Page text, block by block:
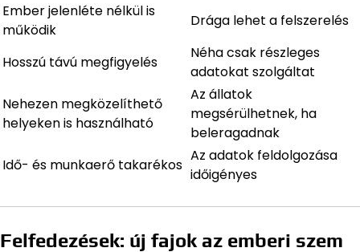
Ember jelenléte nélkül is
működik
Drága lehet a felszerelés
Hosszú távú megfigyelés
Néha csak részleges
adatokat szolgáltat
Nehezen megközelíthető
helyeken is használható
Az állatok
megsérülhetnek, ha
beleragadnak
Idő- és munkaerő takarékos
Az adatok feldolgozása
időigényes
Felfedezések: új fajok az emberi szem